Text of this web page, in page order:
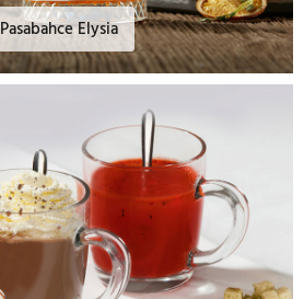
Pasabahce Elysia